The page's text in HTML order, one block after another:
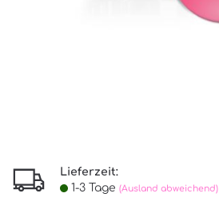
Lieferzeit:
1-3 Tage (Ausland abweichend)